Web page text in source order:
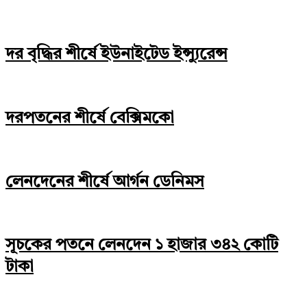
দর বৃদ্ধির শীর্ষে ইউনাইটেড ইন্স্যুরেন্স
দরপতনের শীর্ষে বেক্সিমকো
লেনদেনের শীর্ষে আর্গন ডেনিমস
সূচকের পতনে লেনদেন ১ হাজার ৩৪২ কোটি
টাকা